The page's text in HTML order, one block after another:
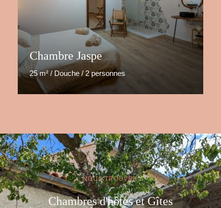
Chambre Jaspe
25 m² / Douche / 2 personnes
NOUS TROUVER
Chambres d'hôtes et Gîtes